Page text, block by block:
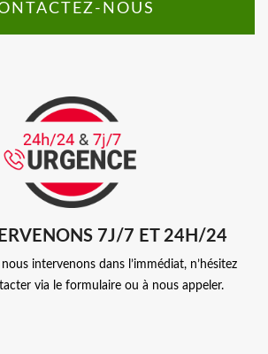
NOUS
7J/7 ET 24H/24
nous intervenons dans l’immédiat, n’hésitez
via le formulaire ou à nous appeler.